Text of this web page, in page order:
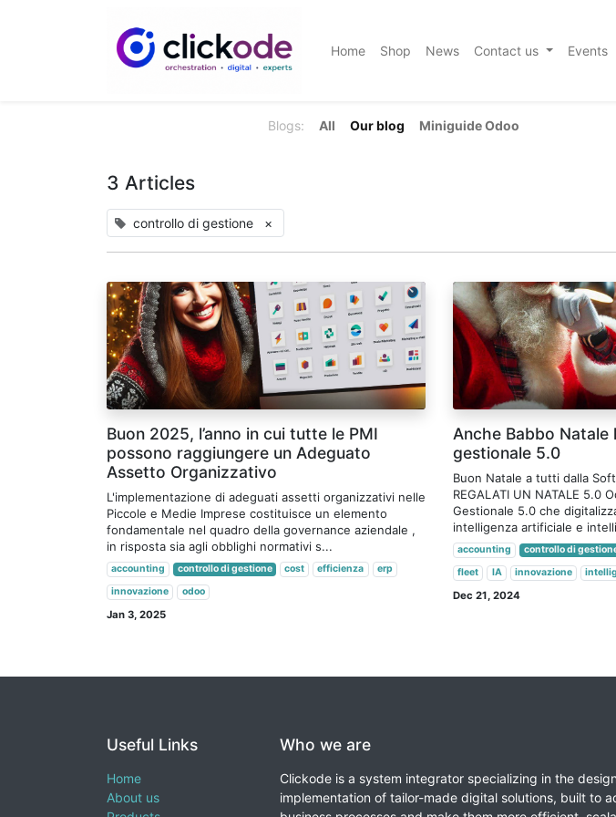
Home Shop News Contact us Events
Blogs: All Our blog Miniguide Odoo
3 Articles
controllo di gestione ×
Buon 2025, l’anno in cui tutte le PMI
possono raggiungere un Adeguato
Assetto Organizzativo
L'implementazione di adeguati assetti organizzativi nelle
Piccole e Medie Imprese costituisce un elemento
fondamentale nel quadro della governance aziendale ,
in risposta sia agli obblighi normativi s...
accounting controllo di gestione cost efficienza
erp
innovazione
odoo
Jan 3, 2025
Anche Babbo Natale
gestionale 5.0
Buon Natale a tutti dalla
REGALATI UN NATALE 5.0
Gestionale 5.0 che
intelligenza artificiale e
accounting controllo di
fleet
IA innovazione
Dec 21, 2024
Useful Links
Home
About us
Who we are
Clickode is a system integrator specializing in the
implementation of tailor-made digital solutions, built to